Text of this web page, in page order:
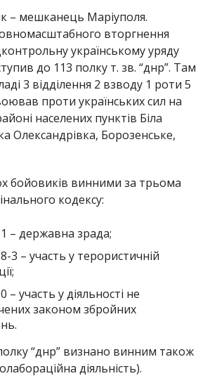
– мешканець Маріуполя.
вторгнення
українському уряду
до 113 полку т. зв. “днр”. Там
3 відділення 2 взводу 1 роти 5
проти українських сил на
населених пунктів Біла
Олександрівка, Борозенське,
бойовиків винними за трьома
кодексу:
– державна зрада;
3 – участь у терористичній
– участь у діяльності не
законом збройних
“днр” визнано винним також
діяльність).